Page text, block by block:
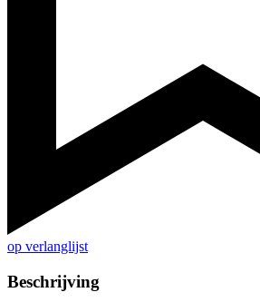
op verlanglijst
Beschrijving